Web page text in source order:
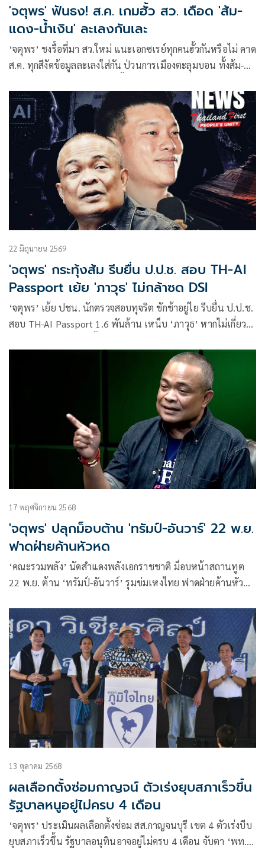
'จตุพร' ฟันธง! ส.ค. เกมฮั้ว สว. เดือด 'ส้ม-
แดง-น้ำเงิน' ละเลงกันเละ
‘จตุพร’ ชงรื้อที่มา สว.ใหม่ แนะเอกซเรย์ทุกคนฮั้วกันหรือไม่ คาด
ส.ค. ทุกสีงัดข้อมูลละเลงใส่กัน ป่วนการเมืองตะลุมบอน ทั้งส้ม-
22 มิถุนายน 2569
'จตุพร' กระทุ้งส้ม รีบยื่น ป.ป.ช. สอบ TH-AI
Passport เย้ย 'ภาวุธ' ไม่กล้าซด DSI
‘จตุพร’ เย้ย ปชน. นักตรวจสอบทุจริต ขักช้าอยู่ไย รีบยื่น ป.ป.ช.
สอบ TH-AI Passport 1.6 พันล้าน เหน็บ ‘ภาวุธ’ หากไม่เกี่ยว
17 พฤศจิกายน 2568
'จตุพร' ปลุกม็อบต้าน 'ทรัมป์-อันวาร์' 22 พ.ย.
ฟาดฝ่ายค้านหัวหด
‘คณะรวมพลัง’ นัดสำแดงพลังเอกราชชาติ ม็อบหน้าสถานทูต
22 พ.ย. ต้าน ‘ทรัมป์-อันวาร์’ รุมข่มเหงไทย ฟาดฝ่ายค้านหัวหด
13 ตุลาคม 2568
ผลเลือกตั้งซ่อมกาญจน์ ตัวเร่งยุบสภาเร็วขึ้น
รัฐบาลหนูอยู่ไม่ครบ 4 เดือน
‘จตุพร’ ประเมินผลเลือกตั้งซ่อม สส.กาญจนบุรี เขต 4 ตัวเร่งบีบ
ยุบสภาเร็วขึ้น รัฐบาลอนุทินอาจอยู่ไม่ครบ 4 เดือน จับตา ‘พท.’